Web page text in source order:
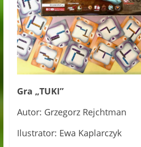
Gra „TUKI”
Autor: Grzegorz Rejchtman
Ilustrator: Ewa Kaplarczyk